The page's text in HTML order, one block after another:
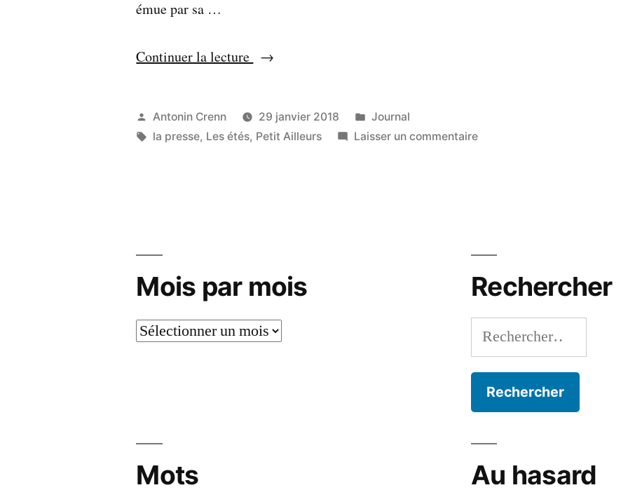
émue par sa …
Continuer la lecture « «
de
Publié
par
Antonin Crenn 29 janvier 2018
Publié
dans
Journal
Étiquettes :
la presse, Les étés, Petit Ailleurs Laisser un commentairesur
vie
»
Mois par mois
Mois
Rechercher
Rechercher :
Mots Au hasard